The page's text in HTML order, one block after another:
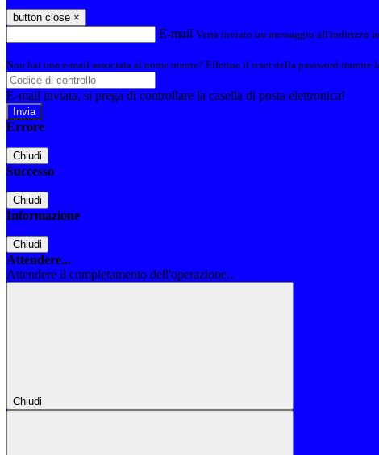
button close ×
E-mail Verrà inviato un messaggio all'indirizzo
Non hai una e-mail associata al nome utente? Effettua il reset della password tramite
E-mail inviata, si prega di controllare la casella di posta elettronica!
Errore
Chiudi
Successo
Chiudi
Informazione
Chiudi
Attendere...
Attendere il completamento dell'operazione...
Chiudi